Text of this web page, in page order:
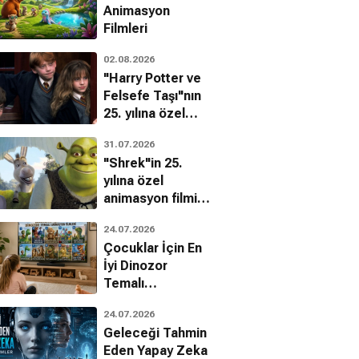
Animasyon
Filmleri
02.08.2026
"Harry Potter ve
Felsefe Taşı"nın
25. yılına özel
bilinmeyenleri!
31.07.2026
"Shrek"in 25.
yılına özel
animasyon filmin
24.07.2026
Çocuklar İçin En
İyi Dinozor
Temalı
Filmleri
24.07.2026
Geleceği Tahmin
Eden Yapay Zeka